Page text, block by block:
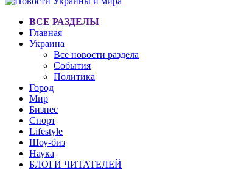
ВСЕ РАЗДЕЛЫ
Главная
Украина
Все новости раздела
События
Политика
Город
Мир
Бизнес
Спорт
Lifestyle
Шоу-биз
Наука
БЛОГИ ЧИТАТЕЛЕЙ